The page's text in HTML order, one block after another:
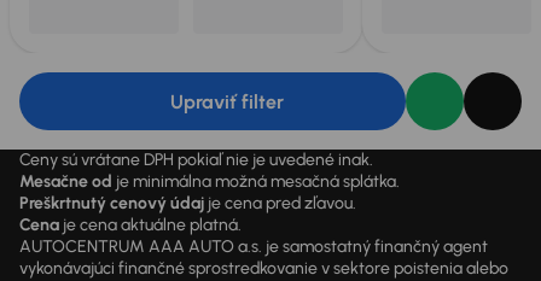
Upraviť filter
Ceny sú vrátane DPH pokiaľ nie je uvedené inak.
Mesačne od je minimálna možná mesačná splátka.
Preškrtnutý cenový údaj je cena pred zľavou.
Cena je cena aktuálne platná.
AUTOCENTRUM AAA AUTO a.s. je samostatný finančný agent
vykonávajúci finančné sprostredkovanie v sektore poistenia alebo